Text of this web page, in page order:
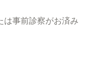
事前診察がお済み